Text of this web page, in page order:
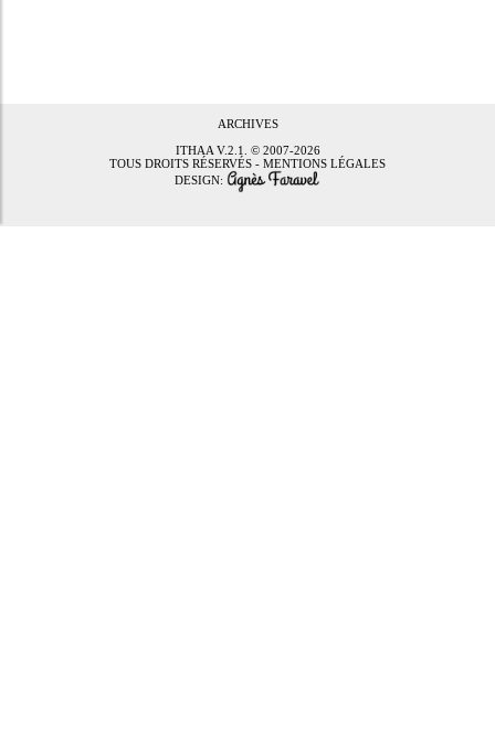
ARCHIVES
ITHAAV.2.1. © 2007-2026
TOUS DROITS RÉSERVÉS - MENTIONS LÉGALES
DESIGN: